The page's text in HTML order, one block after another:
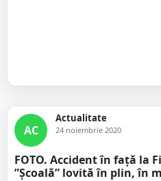
AC
Actualitate
24 noiembrie 2020
FOTO. Accident în față la
”Școală” lovită în plin, în